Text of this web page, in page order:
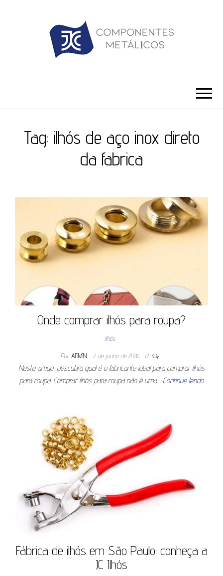
Tag: ilhós de aço inox direto
da fabrica
Onde comprar ilhós para roupa?
ilhós
Por ADMIN 7 de junho de 2026 0
Neste artigo, descubra qual é o fabricante ideal para comprar ilhós
para roupa. Comprar ilhós para roupa não é uma… Continue lendo
Fábrica de ilhós em São Paulo: conheça a
JC Ilhós